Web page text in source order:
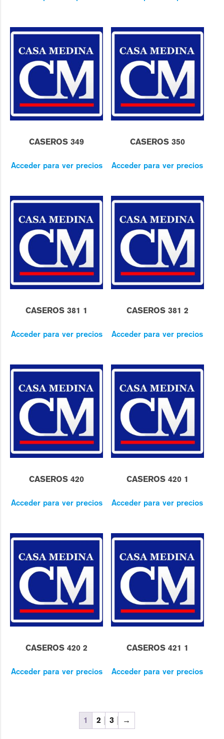
CASEROS 349
Acceder para ver precios
CASEROS 350
Acceder para ver precios
CASEROS 381 1
Acceder para ver precios
CASEROS 381 2
Acceder para ver precios
CASEROS 420
Acceder para ver precios
CASEROS 420 1
Acceder para ver precios
CASEROS 420 2
Acceder para ver precios
CASEROS 421 1
Acceder para ver precios
1 2 3 →